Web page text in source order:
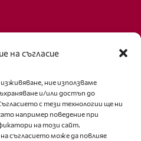
на съгласие
ние използваме
и/или достъп до
с тези технологии ще ни
например поведение при
на този сайт.
съгласието може да повлияе